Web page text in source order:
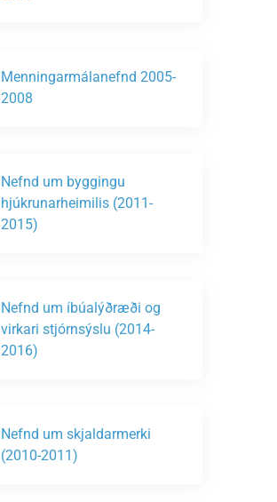
Menningarmálanefnd 2005-
2008
Nefnd um byggingu
hjúkrunarheimilis (2011-
2015)
Nefnd um íbúalýðræði og
virkari stjórnsýslu (2014-
2016)
Nefnd um skjaldarmerki
(2010-2011)